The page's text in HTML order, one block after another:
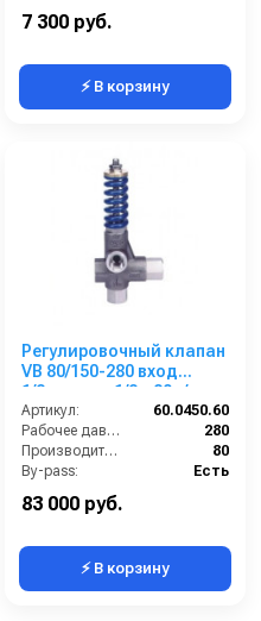
7 300 руб.
⚡ В корзину
Регулировочный клапан
VB 80/150-280 вход
1/2г.выход 1/2г. 80л/мин;
310 бар нерж. сталь Aisi
316
Артикул:
60.0450.60
Рабочее давление (бар):
280
Производительность (л/мин):
80
By-pass:
Есть
83 000 руб.
⚡ В корзину